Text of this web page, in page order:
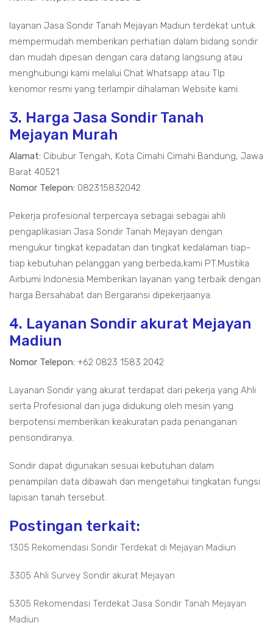
layanan Jasa Sondir Tanah Mejayan Madiun terdekat untuk
mempermudah memberikan perhatian dalam bidang sondir
dan mudah dipesan dengan cara datang langsung atau
menghubungi kami melalui Chat Whatsapp atau Tlp
kenomor resmi yang terlampir dihalaman Website kami.
3. Harga Jasa Sondir Tanah
Mejayan Murah
Alamat: Cibubur Tengah, Kota Cimahi Cimahi Bandung, Jawa
Barat 40521
Nomor Telepon: 082315832042
Pekerja profesional terpercaya sebagai sebagai ahli
pengaplikasian Jasa Sondir Tanah Mejayan dengan
mengukur tingkat kepadatan dan tingkat kedalaman tiap-
tiap kebutuhan pelanggan yang berbeda,kami PT.Mustika
Airbumi Indonesia Memberikan layanan yang terbaik dengan
harga Bersahabat dan Bergaransi dipekerjaanya.
4. Layanan Sondir akurat Mejayan
Madiun
Nomor Telepon: +62 0823 1583 2042
Layanan Sondir yang akurat terdapat dari pekerja yang Ahli
serta Profesional dan juga didukung oleh mesin yang
berpotensi memberikan keakuratan pada penanganan
pensondiranya.
Sondir dapat digunakan sesuai kebutuhan dalam
penampilan data dibawah dan mengetahui tingkatan fungsi
lapisan tanah tersebut.
Postingan terkait:
1305 Rekomendasi Sondir Terdekat di Mejayan Madiun
3305 Ahli Survey Sondir akurat Mejayan
5305 Rekomendasi Terdekat Jasa Sondir Tanah Mejayan
Madiun